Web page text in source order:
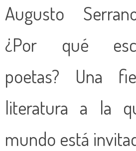
Augusto
¿Por qué
poetas? Una
literatura a la
mundo está